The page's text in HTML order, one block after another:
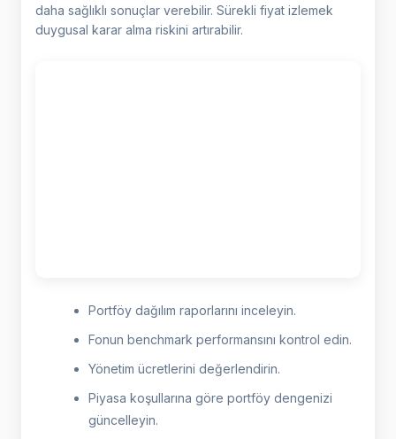
daha sağlıklı sonuçlar verebilir. Sürekli fiyat izlemek
duygusal karar alma riskini artırabilir.
Portföy dağılım raporlarını inceleyin.
Fonun benchmark performansını kontrol edin.
Yönetim ücretlerini değerlendirin.
Piyasa koşullarına göre portföy dengenizi
güncelleyin.